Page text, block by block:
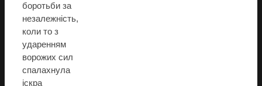
боротьби за
незалежність,
коли то з
ударенням
ворожих сил
спалахнула
іскра